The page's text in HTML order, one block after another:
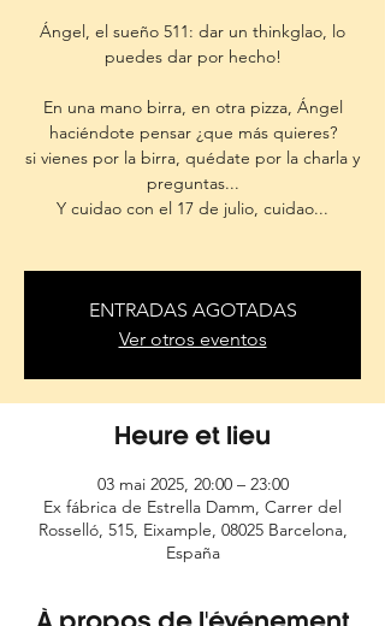
Ángel, el sueño 511: dar un thinkglao, lo
puedes dar por hecho!
En una mano birra, en otra pizza, Ángel
haciéndote pensar ¿que más quieres?
si vienes por la birra, quédate por la charla y
preguntas...
Y cuidao con el 17 de julio, cuidao...
ENTRADAS AGOTADAS
Ver otros eventos
Heure et lieu
03 mai 2025, 20:00 – 23:00
Ex fábrica de Estrella Damm, Carrer del
Rosselló, 515, Eixample, 08025 Barcelona,
España